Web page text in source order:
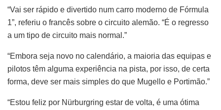
“Vai ser rápido e divertido num carro moderno de Fórmula
1”, referiu o francês sobre o circuito alemão. “É o regresso
a um tipo de circuito mais normal.”
“Embora seja novo no calendário, a maioria das equipas e
pilotos têm alguma experiência na pista, por isso, de certa
forma, deve ser mais simples do que Mugello e Portimão.”
“Estou feliz por Nürburgring estar de volta, é uma ótima